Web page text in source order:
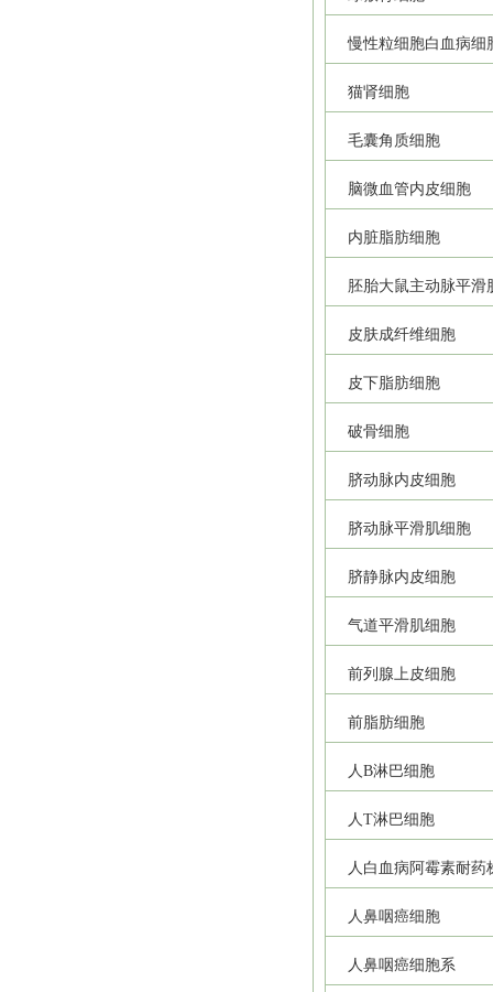
慢性粒细胞白血病细
猫肾细胞
毛囊角质细胞
脑微血管内皮细胞
内脏脂肪细胞
胚胎大鼠主动脉平滑
皮肤成纤维细胞
皮下脂肪细胞
破骨细胞
脐动脉内皮细胞
脐动脉平滑肌细胞
脐静脉内皮细胞
气道平滑肌细胞
前列腺上皮细胞
前脂肪细胞
人B淋巴细胞
人T淋巴细胞
人白血病阿霉素耐药
人鼻咽癌细胞
人鼻咽癌细胞系